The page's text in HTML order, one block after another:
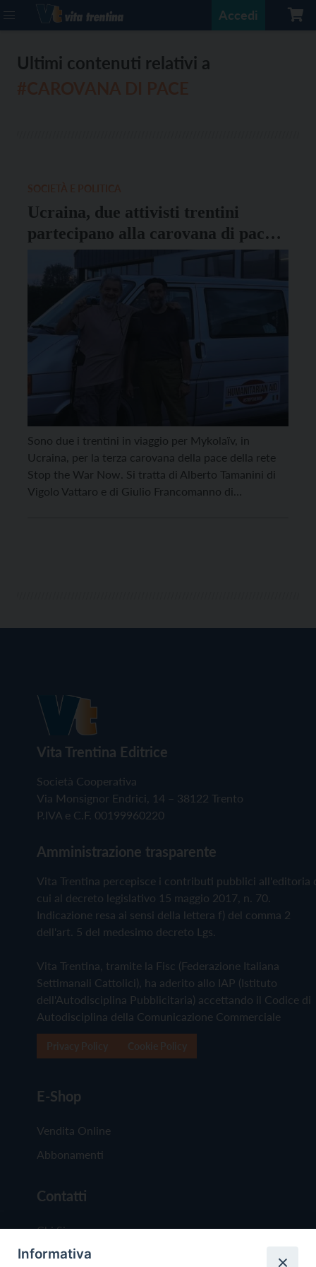
Accedi
Ultimi contenuti relativi a
Ucraina, due attivisti trentini
partecipano alla carovana di pace
partita per Mykolaïv
Sono due i trentini in viaggio per Mykolaïv, in
Ucraina, per la terza carovana della pace della rete
Stop the War Now. Si tratta di Alberto Tamanini di
Vigolo Vattaro e di Giulio Francomanno di
Vita Trentina Editrice
Società Cooperativa
Via Monsignor Endrici, 14 – 38122 Trento
P.IVA e C.F. 00199960220
Amministrazione trasparente
Vita Trentina percepisce i contributi pubblici all'editoria
cui al decreto legislativo 15 maggio 2017, n. 70.
Indicazione resa ai sensi della lettera f) del comma 2
dell'art. 5 del medesimo decreto Lgs.
Vita Trentina, tramite la Fisc (Federazione Italiana
Settimanali Cattolici), ha aderito allo IAP (Istituto
dell'Autodisciplina Pubblicitaria) accettando il Codice di
Autodisciplina della Comunicazione Commerciale
E-Shop
Vendita Online
Abbonamenti
Contatti
Chi Siamo
Redazione
Informativa